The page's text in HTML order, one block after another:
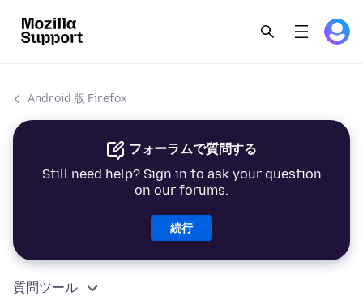
Android 版 Firefox
フォーラムで質問する
Still need help? Sign in to ask your question
on our forums.
続行
質問ツール